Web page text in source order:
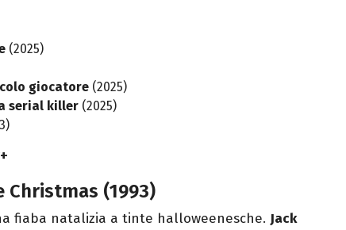
(2025)
giocatore (2025)
serial killer (2025)
Christmas (1993)
fiaba natalizia a tinte halloweenesche. Jack